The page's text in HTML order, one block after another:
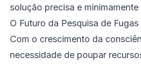
solução precisa e minimamente
O Futuro da Pesquisa de
Com o crescimento da
necessidade de poupar